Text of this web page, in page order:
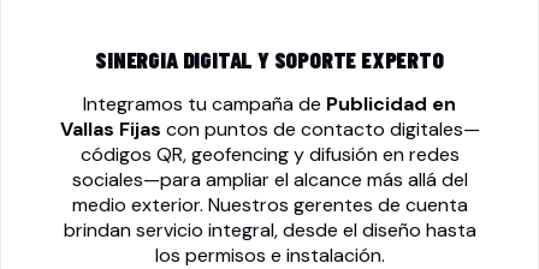
SINERGIA DIGITAL Y SOPORTE EXPERTO
Integramos tu campaña de Publicidad en
Vallas Fijas con puntos de contacto digitales—
códigos QR, geofencing y difusión en redes
sociales—para ampliar el alcance más allá del
medio exterior. Nuestros gerentes de cuenta
brindan servicio integral, desde el diseño hasta
los permisos e instalación.